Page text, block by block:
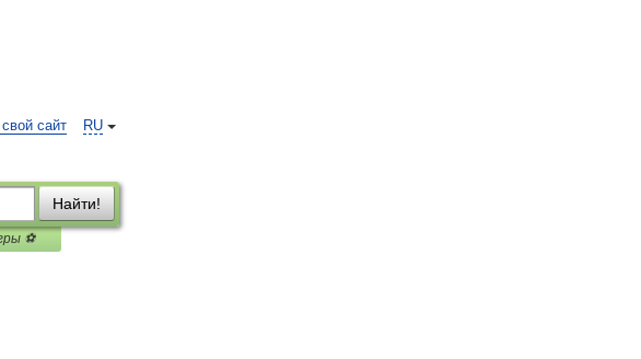
RU
сайт
Найти!
⚽